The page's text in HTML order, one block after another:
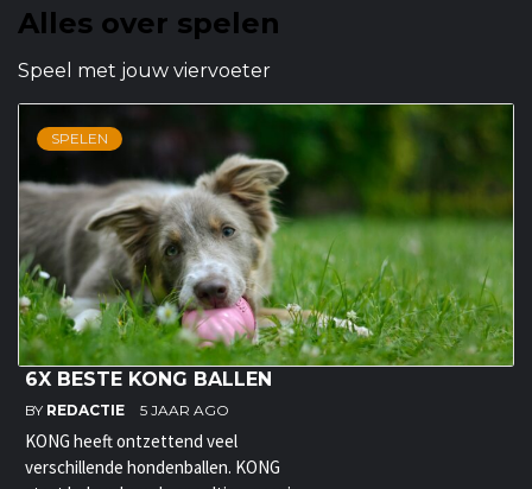
Alles over spelen
Speel met jouw viervoeter
SPELEN
6X BESTE KONG BALLEN
BY REDACTIE 5 JAAR AGO
KONG heeft ontzettend veel
verschillende hondenballen. KONG